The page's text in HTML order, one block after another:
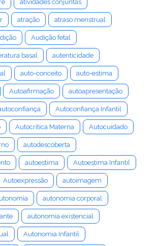
atividades conjuntas
atração atraso menstrual
Audição fetal
basal autenticidade
auto-conceito auto-estima
Autoafirmação autoapresentação
Autoconfiança Infantil
Autocrítica Materna Autocuidado
autodescoberta
autoestima Autoestima Infantil
Autoexpressão autoimagem
autonomia corporal
autonomia existencial
Autonomia Infantil